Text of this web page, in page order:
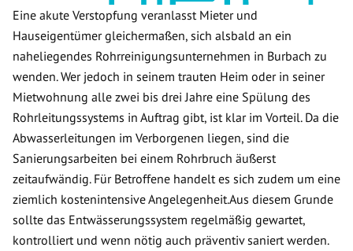
Eine akute Verstopfung veranlasst Mieter und
Hauseigentümer gleichermaßen, sich alsbald an ein
naheliegendes Rohrreinigungsunternehmen in Burbach zu
wenden. Wer jedoch in seinem trauten Heim oder in seiner
Mietwohnung alle zwei bis drei Jahre eine Spülung des
Rohrleitungssystems in Auftrag gibt, ist klar im Vorteil. Da die
Abwasserleitungen im Verborgenen liegen, sind die
Sanierungsarbeiten bei einem Rohrbruch äußerst
zeitaufwändig. Für Betroffene handelt es sich zudem um eine
ziemlich kostenintensive Angelegenheit.Aus diesem Grunde
sollte das Entwässerungssystem regelmäßig gewartet,
kontrolliert und wenn nötig auch präventiv saniert werden.